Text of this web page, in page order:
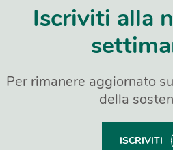
Iscriviti alla
Per rimanere aggiornato
della
ISCRIVITI